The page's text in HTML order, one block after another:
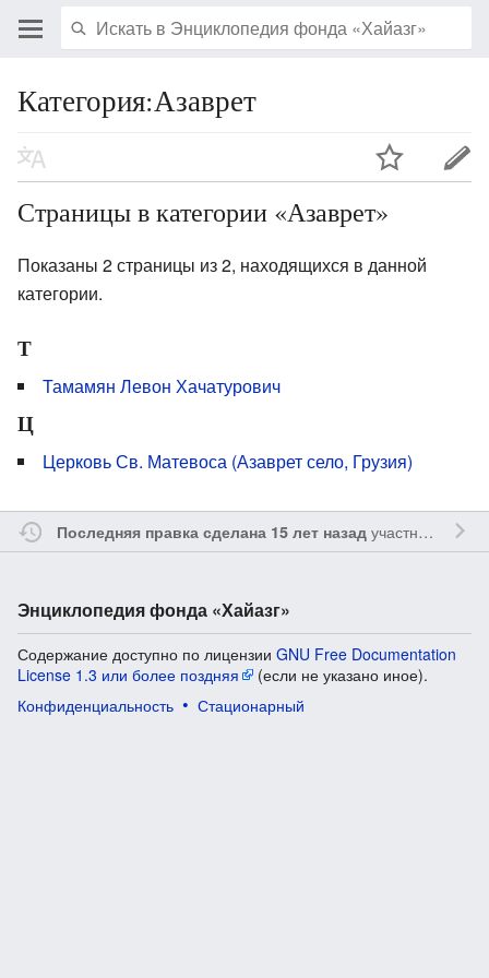
Категория:Азаврет
Страницы в категории «Азаврет»
Показаны 2 страницы из 2, находящихся в данной
категории.
Т
Тамамян Левон Хачатурович
Ц
Церковь Св. Матевоса (Азаврет село, Грузия)
Последняя правка сделана 15 лет назадучастником
Энциклопедия фонда «Хайазг»
Содержание доступно по лицензии GNU Free Documentation
License 1.3 или более поздняя
(если не указано иное).
Конфиденциальность
Стационарный